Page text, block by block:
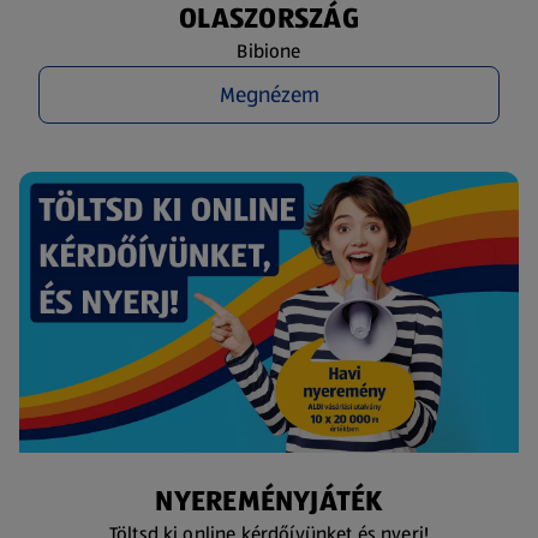
OLASZORSZÁG
Bibione
Megnézem
NYEREMÉNYJÁTÉK